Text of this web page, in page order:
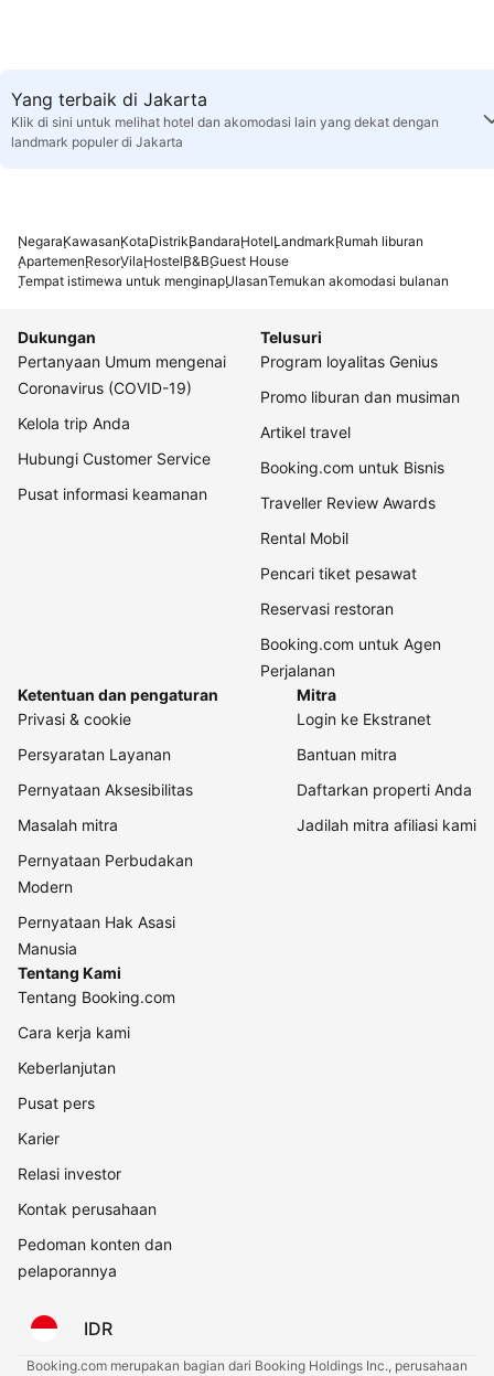
Yang terbaik di Jakarta
Klik di sini untuk melihat hotel dan akomodasi lain yang dekat dengan
landmark populer di Jakarta
NegaraKawasanKotaDistrikBandaraHotelLandmarkRumah liburan
ApartemenResorVilaHostelB&BGuest House
Tempat istimewa untuk menginapUlasanTemukan akomodasi bulanan
Dukungan
Pertanyaan Umum mengenai
Coronavirus (COVID-19)
Kelola trip Anda
Hubungi Customer Service
Pusat informasi keamanan
Telusuri
Program loyalitas Genius
Promo liburan dan musiman
Artikel travel
Booking.com untuk Bisnis
Traveller Review Awards
Rental Mobil
Pencari tiket pesawat
Reservasi restoran
Booking.com untuk Agen
Perjalanan
Ketentuan dan pengaturan
Privasi & cookie
Persyaratan Layanan
Pernyataan Aksesibilitas
Masalah mitra
Pernyataan Perbudakan
Modern
Pernyataan Hak Asasi
Manusia
Mitra
Login ke Ekstranet
Bantuan mitra
Daftarkan properti Anda
Jadilah mitra afiliasi kami
Tentang Kami
Tentang Booking.com
Cara kerja kami
Keberlanjutan
Pusat pers
Karier
Relasi investor
Kontak perusahaan
Pedoman konten dan
pelaporannya
IDR
Booking.com merupakan bagian dari Booking Holdings Inc., perusahaan